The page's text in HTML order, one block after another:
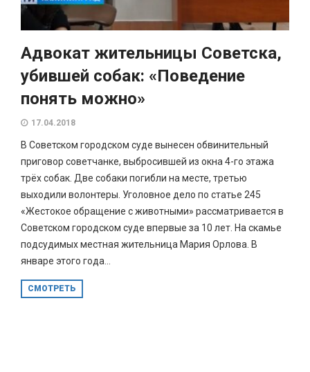
Адвокат жительницы Советска,
убившей собак: «Поведение
понять можно»
17.04.2018
В Советском городском суде вынесен обвинительный
приговор советчанке, выбросившей из окна 4-го этажа
трёх собак. Две собаки погибли на месте, третью
выходили волонтеры. Уголовное дело по статье 245
«Жестокое обращение с животными» рассматривается в
Советском городском суде впервые за 10 лет. На скамье
подсудимых местная жительница Мария Орлова. В
январе этого года...
СМОТРЕТЬ